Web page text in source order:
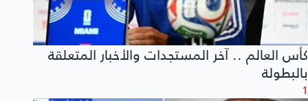
كأس العالم .. آخر المستجدات والأخبار المتعلقة
بالبطولة
1